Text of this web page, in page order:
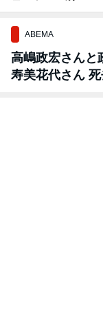
ABEMA
高嶋政宏さんと
寿美花代さん